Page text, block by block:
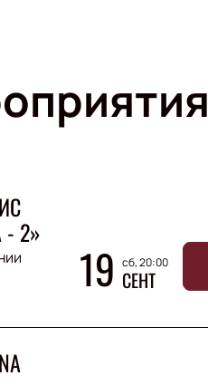
2»
19 сб, 20:00
СЕНТ